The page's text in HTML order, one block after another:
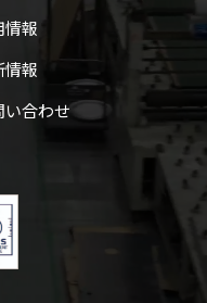
情報
情報
い合わせ